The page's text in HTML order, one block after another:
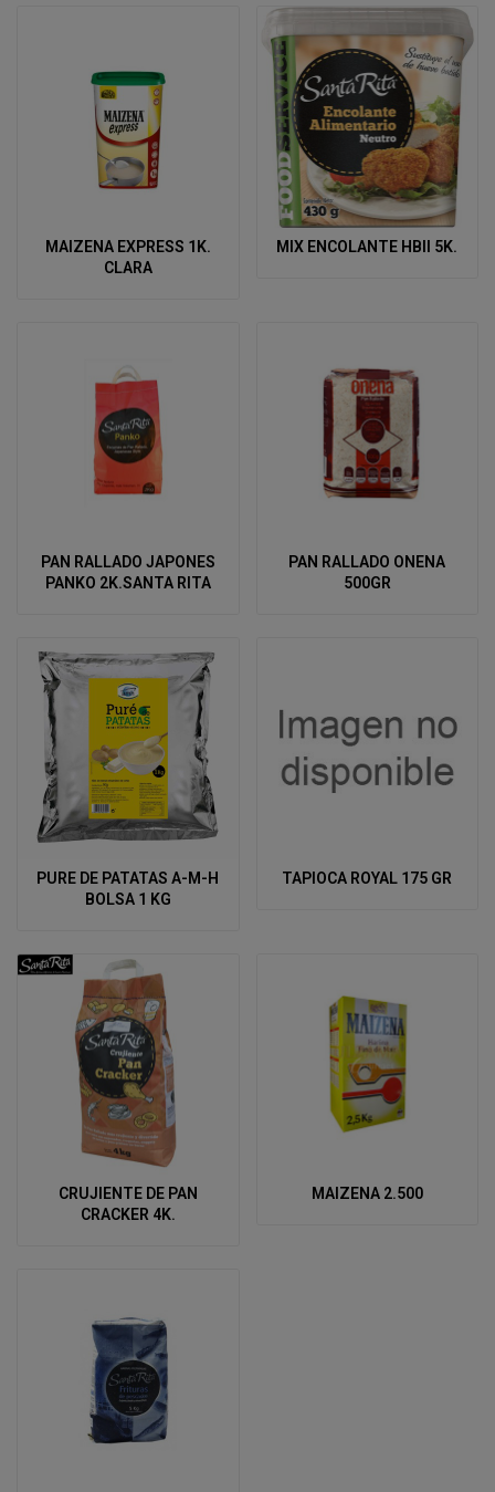
MAIZENA EXPRESS 1K.
CLARA
MIX ENCOLANTE HBII 5K.
PAN RALLADO JAPONES
PANKO 2K.SANTA RITA
PAN RALLADO ONENA
500GR
PURE DE PATATAS A-M-H
BOLSA 1 KG
TAPIOCA ROYAL 175 GR
CRUJIENTE DE PAN
CRACKER 4K.
MAIZENA 2.500